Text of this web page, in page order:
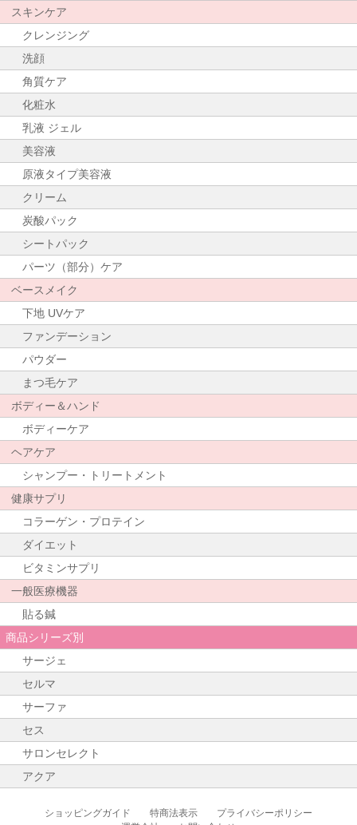
スキンケア
クレンジング
洗顔
角質ケア
化粧水
乳液 ジェル
美容液
原液タイプ美容液
クリーム
炭酸パック
シートパック
パーツ（部分）ケア
ベースメイク
下地 UVケア
ファンデーション
パウダー
まつ毛ケア
ボディー＆ハンド
ボディーケア
ヘアケア
シャンプー・トリートメント
健康サプリ
コラーゲン・プロテイン
ダイエット
ビタミンサプリ
一般医療機器
貼る鍼
商品シリーズ別
サージェ
セルマ
サーファ
セス
サロンセレクト
アクア
ショッピングガイド 特商法表示
プライバシーポリシー